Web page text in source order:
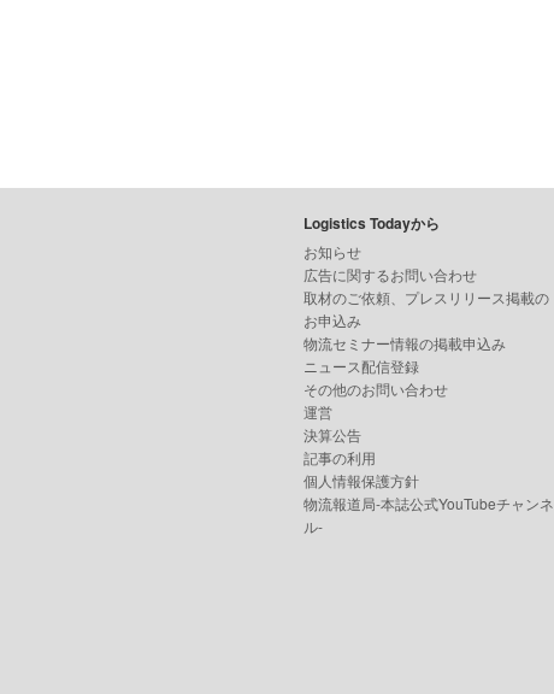
Logistics Todayから
お知らせ
広告に関するお問い合わせ
取材のご依頼、プレスリリース掲載の
お申込み
物流セミナー情報の掲載申込み
ニュース配信登録
その他のお問い合わせ
運営
決算公告
記事の利用
個人情報保護方針
物流報道局-本誌公式YouTubeチャンネ
ル-